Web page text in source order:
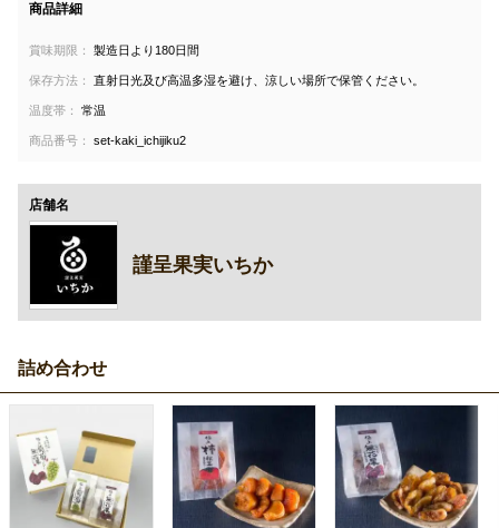
商品詳細
賞味期限： 製造日より180日間
保存方法： 直射日光及び高温多湿を避け、涼しい場所で保管ください。
温度帯： 常温
商品番号： set-kaki_ichijiku2
店舗名
謹呈果実いちか
詰め合わせ